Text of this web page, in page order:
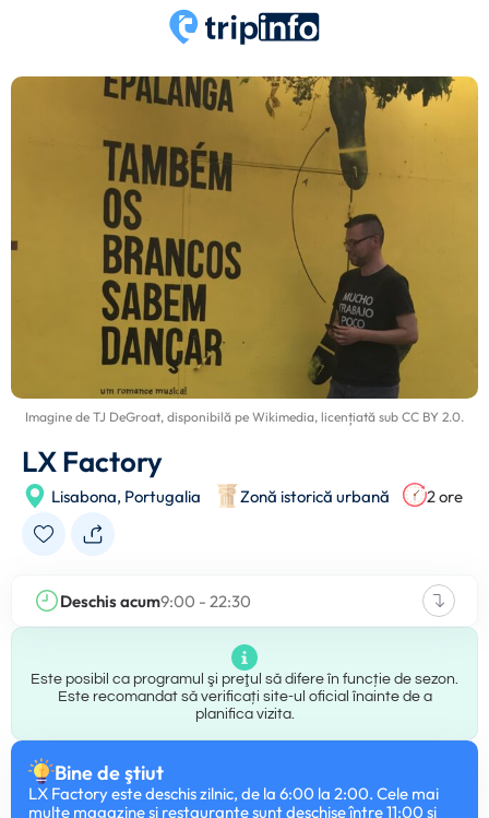
Imagine de TJ DeGroat, disponibilă pe Wikimedia, licențiată sub CC BY 2.0.
LX Factory
Lisabona, Portugalia Zonă istorică urbană 2 ore
Deschis acum9:00 - 22:30
Este posibil ca programul şi preţul să difere în funcție de sezon.
Este recomandat să verificați site-ul oficial înainte de a
planifica vizita.
Bine de ştiut
LX Factory este deschis zilnic, de la 6:00 la 2:00. Cele mai
multe magazine și restaurante sunt deschise între 11:00 și